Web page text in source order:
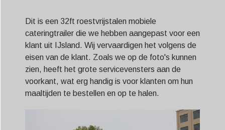
Dit is een 32ft roestvrijstalen mobiele
cateringtrailer die we hebben aangepast voor een
klant uit IJsland. Wij vervaardigen het volgens de
eisen van de klant. Zoals we op de foto's kunnen
zien, heeft het grote servicevensters aan de
voorkant, wat erg handig is voor klanten om hun
maaltijden te bestellen en op te halen.